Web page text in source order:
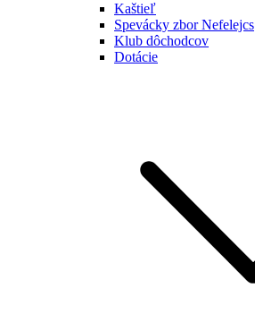
Kaštieľ
Spevácky zbor Nefelejcs
Klub dôchodcov
Dotácie